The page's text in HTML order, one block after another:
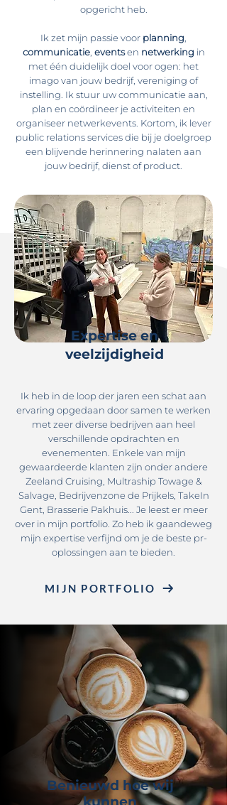
opgericht heb.
​​Ik zet mijn passie voor planning
communicatie, eventsen netwerking in
met één duidelijk doel voor ogen: het
imago van jouw bedrijf, vereniging of
instelling. Ik stuur uw communicatie aan,
plan en coördineer je activiteiten en
organiseer netwerkevents. Kortom, ik lever
public relations services die bij je doelgroep
een blijvende herinnering nalaten aan
jouw bedrijf, dienst of product.
Expertise en
veelzijdigheid
Ik heb in de loop der jaren een schat aan
ervaring opgedaan door samen te werken
met zeer diverse bedrijven aan heel
verschillende opdrachten en
evenementen. Enkele van mijn
gewaardeerde klanten zijn onder andere
Zeeland Cruising, Multraship Towage &
Salvage, Bedrijvenzone de Prijkels, TakeIn
Gent, Brasserie Pakhuis... Je leest er meer
over in mijn portfolio. Zo heb ik gaandeweg
mijn expertise verfijnd om je de beste pr-
oplossingen aan te bieden.
MIJN PORTFOLIO
Benieuwd hoe wij